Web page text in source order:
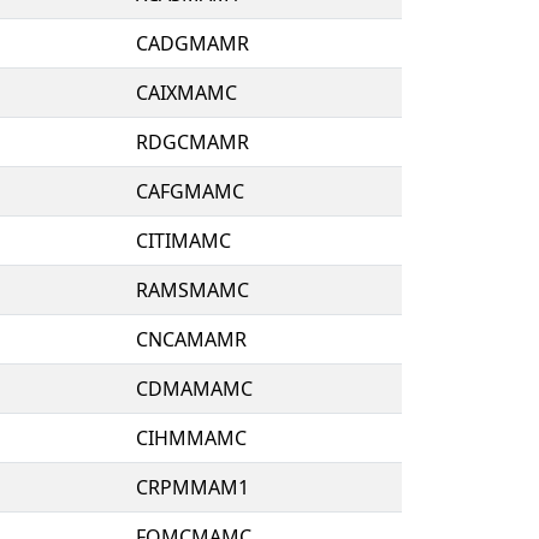
CADGMAMR
CAIXMAMC
RDGCMAMR
CAFGMAMC
CITIMAMC
RAMSMAMC
CNCAMAMR
CDMAMAMC
CIHMMAMC
CRPMMAM1